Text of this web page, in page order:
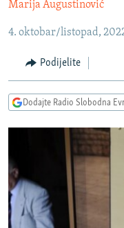
na
navigaciju
Pređite
pretragu
KOSOVO
CRNA GORA
VIZUELNO
FOTOGALERIJE
PODCASTI
RAT U UKRAJINI
KINA NA BALKANU
RSE PRIČE IZ SVIJETA
ISPRIČAJ MI
DNEVNO@RSE
Marija Augustinović
4. oktobar/listopad,
Podijelite
Dodajte Radio Slobodna